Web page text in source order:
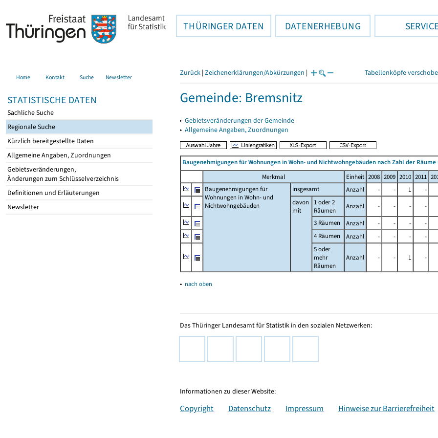
THÜRINGER DATEN DATENERHEBUNG
Home Kontakt Suche Newsletter
STATISTISCHE DATEN
Sachliche Suche
Regionale Suche
Kürzlich bereitgestellte Daten
Allgemeine Angaben, Zuordnungen
Gebietsveränderungen,
Änderungen zum Schlüsselverzeichnis
Definitionen und Erläuterungen
Newsletter
Zurück | Zeichenerklärungen/Abkürzungen | Tabellenköpfe
Gemeinde: Bremsnitz
▸ Gebietsveränderungen der Gemeinde
▸ Allgemeine Angaben, Zuordnungen
Baugenehmigungen für Wohnungen in Wohn- und Nichtwohngebäuden nach Zahl der Räume
Merkmal
Einheit 2008 2009 2010 2011
Baugenehmigungen für
Wohnungen in Wohn- und
Nichtwohngebäuden
insgesamt Anzahl - - 1 -
davon
mit
1 oder 2
Räumen
Anzahl - - - -
3 Räumen
Anzahl - - - -
4 Räumen
Anzahl - - - -
5 oder
mehr
Räumen
Anzahl - - 1 -
▴ nach oben
Das Thüringer Landesamt für Statistik in den sozialen Netzwerken:
Informationen zu dieser Website:
Copyright Datenschutz Impressum Hinweise zur Barrierefreiheit